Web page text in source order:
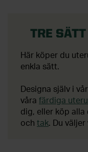
TRE
Här köper du
enkla sätt.
Designa själv i vår
våra färdiga
dig, eller köp alla
och tak. Du